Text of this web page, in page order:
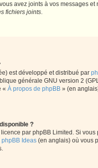
avez joints à vos messages
fichiers joints.
est développé et distribué par
générale GNU version 2
« À propos de phpBB » (en
?
par phpBB Limited. Si vous
phpBB Ideas (en anglais) où vous